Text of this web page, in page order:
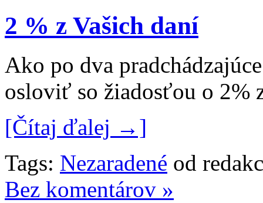
2 % z Vašich daní
Ako po dva
osloviť so žiadosťou o 2%
[Čítaj ďalej →]
Tags: Nezaradené od
Bez komentárov »